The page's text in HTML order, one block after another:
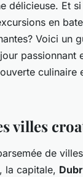
délicieuse. Et
en
Voici un
passionnant
culinaire
villes
de
, la capitale,